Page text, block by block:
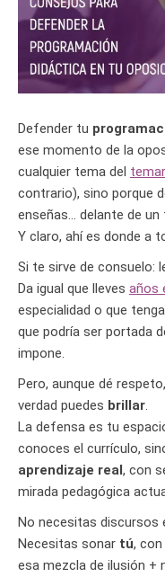
Defender tu
ese momento de la
cualquier tema del
contrario), sino porque
enseñas… delante de un
Y claro, ahí es donde a
Si te sirve de consuelo:
Da igual que lleves años
especialidad o que
que podría ser portada
impone.
Pero, aunque dé
verdad puedes brillar.
La defensa es tu
conoces el currículo,
aprendizaje real, con
mirada pedagógica
No necesitas discursos
Necesitas sonar tú,
esa mezcla de ilusión +